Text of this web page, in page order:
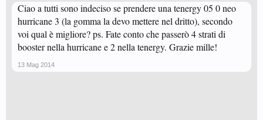
Ciao a tutti sono indeciso se prendere una tenergy 05 0 neo
hurricane 3 (la gomma la devo mettere nel dritto), secondo
voi qual è migliore? ps. Fate conto che passerò 4 strati di
booster nella hurricane e 2 nella tenergy. Grazie mille!
13 Mag 2014